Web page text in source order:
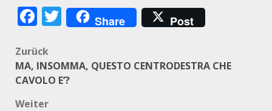
Facebook
Twitter
Share Post
Beitragsnavigation
Zurück
MA, INSOMMA, QUESTO CENTRODESTRA CHE
CAVOLO E’?
Weiter